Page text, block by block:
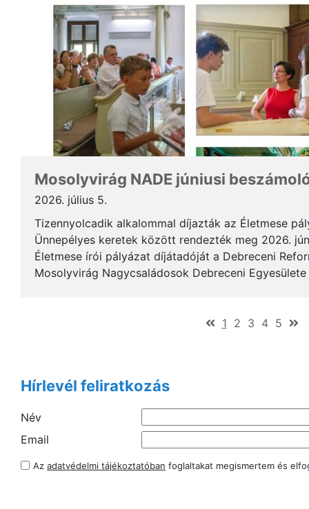
Mosolyvirág NADE júniusi
2026. július 5.
Tizennyolcadik alkalommal díjazták az Életmese
Ünnepélyes keretek között rendezték meg 2026.
Életmese írói pályázat díjátadóját a Debreceni
Mosolyvirág Nagycsaládosok Debreceni
1(current)
2 3 4 5
Hírlevél feliratkozás
Név
Email
Az adatvédelmi tájékoztatóban foglaltakat megismertem és